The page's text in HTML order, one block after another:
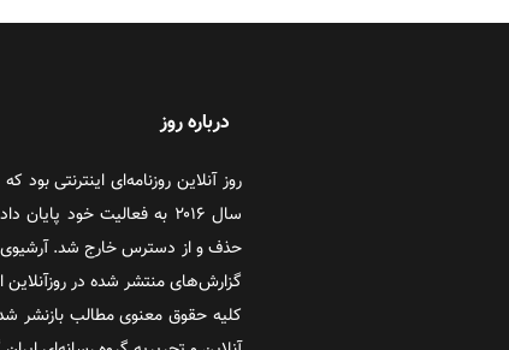
درباره روز
سال ۲۰۱۶ به فعالیت خود
حذف و از دسترس خارج شد.
گزارش‌های منتشر شده در روزآنلاین
کلیه حقوق معنوی مطالب بازنشر